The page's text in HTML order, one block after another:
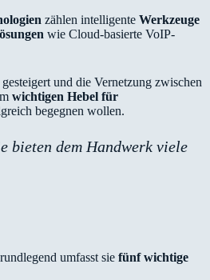
zählen intelligente Werkzeuge
wie Cloud-basierte VoIP-
und die Vernetzung zwischen
wichtigen Hebel für
begegnen wollen.
bieten dem Handwerk viele
umfasst sie fünf wichtige